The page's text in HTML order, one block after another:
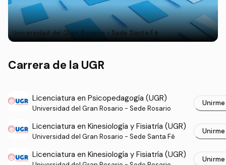
Universidad del Gran Rosario - Sede Santa Fé
Carrera de la UGR
Licenciatura en Psicopedagogía (UGR)
Universidad del Gran Rosario - Sede Rosario
Unirme
Licenciatura en Kinesiología y Fisiatría (UGR)
Universidad del Gran Rosario - Sede Santa Fé
Unirme
Licenciatura en Kinesiología y Fisiatría (UGR) Unirme